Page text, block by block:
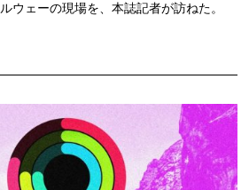
ウェーの現場を、本誌記者が訪ねた。